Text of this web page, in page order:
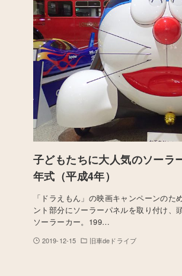
子どもたちに大人気のソーラ
年式（平成4年）
「ドラえもん」の映画キャンペーンの
ント部分にソーラーパネルを取り付け、
ソーラーカー。199…
2019-12-15 旧車deドライブ